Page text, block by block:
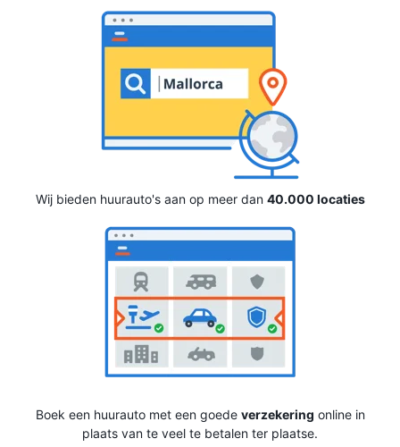
Wij bieden huurauto's aan op meer dan 40.000 locaties
Boek een huurauto met een goede verzekering online in
plaats van te veel te betalen ter plaatse.